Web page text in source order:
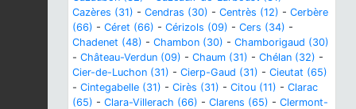
Cazères (31) - Cendras (30) - Centrès (12) - Cerbère
(66) - Céret (66) - Cérizols (09) - Cers (34) -
Chadenet (48) - Chambon (30) - Chamborigaud (30)
- Château-Verdun (09) - Chaum (31) - Chélan (32) -
Cier-de-Luchon (31) - Cierp-Gaud (31) - Cieutat (65)
- Cintegabelle (31) - Cirès (31) - Citou (11) - Clarac
(65) - Clara-Villerach (66) - Clarens (65) - Clermont-